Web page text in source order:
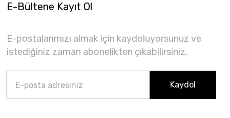
E-Bültene Kayıt Ol
E-postalarımızı almak için kaydoluyorsunuz ve
istediğiniz zaman abonelikten çıkabilirsiniz.
Kaydol